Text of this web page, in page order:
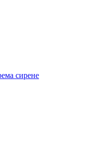
сирене